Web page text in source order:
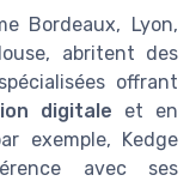
Bordeaux, Lyon,
abritent des
offrant
digitale et en
exemple, Kedge
avec ses